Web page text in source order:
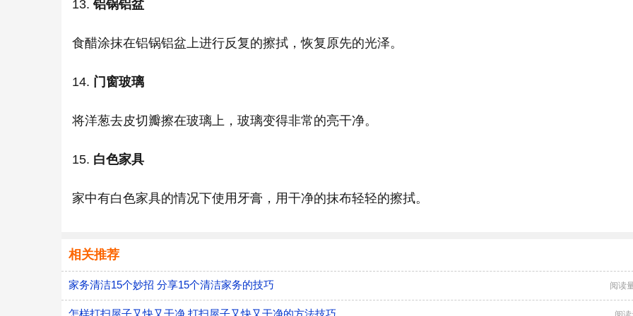
13.铝锅铝盆
食醋涂抹在铝锅铝盆上进行反复的擦拭，恢复原先的光泽。
14. 门窗玻璃
将洋葱去皮切瓣擦在玻璃上，玻璃变得非常的亮干净。
15. 白色家具
家中有白色家具的情况下使用牙膏，用干净的抹布轻轻的擦拭。
相关推荐
家务清洁15个妙招 分享15个清洁家务的技巧 阅读
怎样打扫屋子又快又干净 打扫屋子又快又干净的方法技巧